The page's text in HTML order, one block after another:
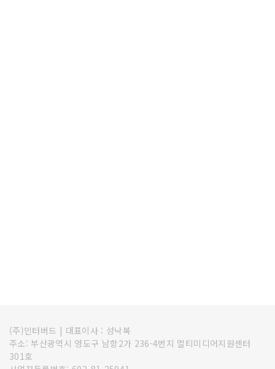
(주)인터버드 | 대표이사 : 성낙복
주소: 부산광역시 영도구 남항2가 236-4번지 멀티미디어지원센터
301호